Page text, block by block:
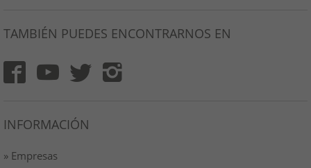
TAMBIÉN PUEDES ENCONTRARNOS EN
INFORMACIÓN
» Empresas